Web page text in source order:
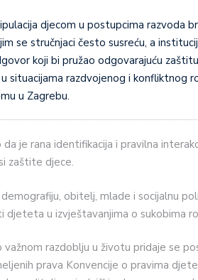
djecom u postupcima razvoda
se stručnjaci često susreću, a
koji bi pružao odgovarajuću
situacijama razdvojenog i konfliktnog
u Zagrebu.
je rana identifikacija i pravilna
zaštite djece.
obitelj, mlade i socijalnu
djeteta u izvještavanjima o sukobima
važnom razdoblju u životu pridaje se
prava Konvencije o pravima